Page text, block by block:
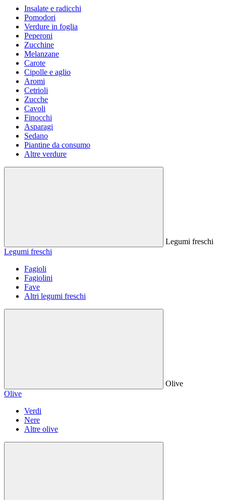
Insalate e radicchi
Pomodori
Verdure in foglia
Peperoni
Zucchine
Melanzane
Carote
Cipolle e aglio
Aromi
Cetrioli
Zucche
Cavoli
Finocchi
Asparagi
Sedano
Piantine da consumo
Altre verdure
Legumi freschi
Legumi freschi
Fagioli
Fagiolini
Fave
Altri legumi freschi
Olive
Olive
Verdi
Nere
Altre olive